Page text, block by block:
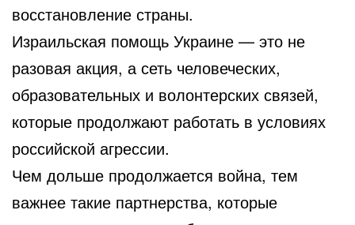
восстановление страны.
Израильская помощь Украине — это не
разовая акция, а сеть человеческих,
образовательных и волонтерских связей,
которые продолжают работать в условиях
российской агрессии.
Чем дольше продолжается война, тем
важнее такие партнерства, которые